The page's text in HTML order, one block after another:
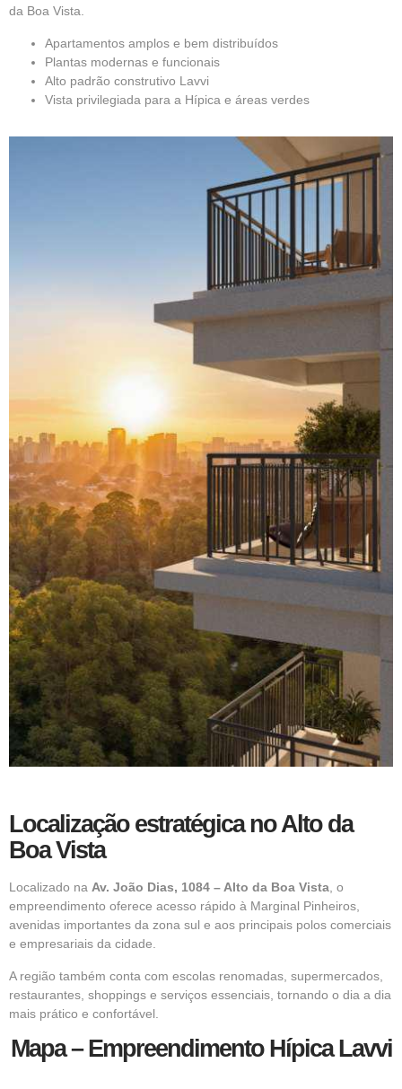
da Boa Vista.
Apartamentos amplos e bem distribuídos
Plantas modernas e funcionais
Alto padrão construtivo Lavvi
Vista privilegiada para a Hípica e áreas verdes
Localização estratégica no Alto da
Boa Vista
Localizado na Av. João Dias, 1084 – Alto da Boa Vista, o
empreendimento oferece acesso rápido à Marginal Pinheiros,
avenidas importantes da zona sul e aos principais polos comerciais
e empresariais da cidade.
A região também conta com escolas renomadas, supermercados,
restaurantes, shoppings e serviços essenciais, tornando o dia a dia
mais prático e confortável.
Mapa – Empreendimento Hípica Lavvi